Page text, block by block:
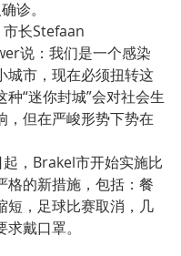
诊。
长Stefaan
说：我们是一个感染
城市，现在必须扭转这
种“迷你封城”会对社会生
，但在严峻形势下势在
，Brakel市开始实施比
格的新措施，包括：餐
短，足球比赛取消，几
戴口罩。